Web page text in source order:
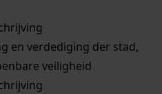
en verdediging der stad,
veiligheid